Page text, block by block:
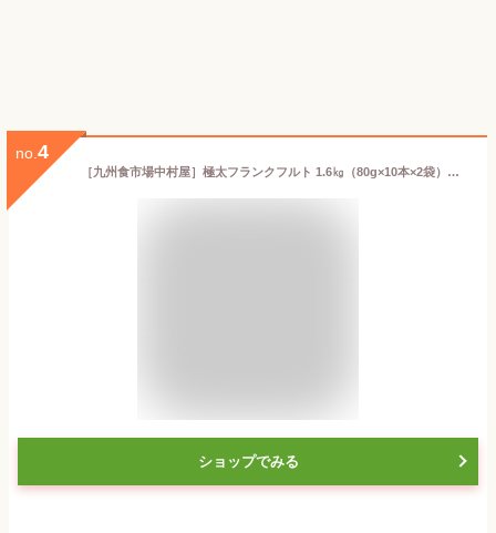
no. 4
［九州食市場中村屋］極太フランクフルト 1.6㎏（80g×10本×2袋）串付き ジャンボウインナー BBQ お祭り 学園祭 屋台 業務用 冷凍
ショップでみる